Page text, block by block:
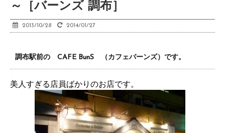
～［バーンズ 調布］
2013/10/28 2014/01/27
調布駅前の CAFE BunS （カフェバーンズ）です。
美人すぎる店員ばかりのお店です。